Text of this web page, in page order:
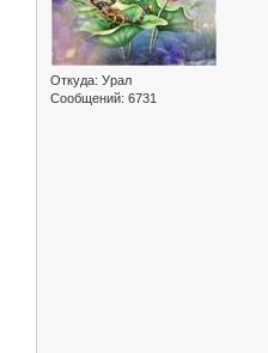
Откуда: Урал
Сообщений: 6731